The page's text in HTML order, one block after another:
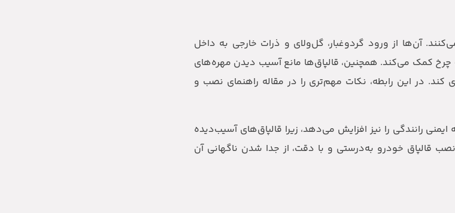
آن‌ها از ورود گردوغبار، گل‌ولای و ذرات خارجی به داخل
کمک می‌کند. همچنین، قالپاق‌ها مانع آسیب دیدن مهره‌های
در این رابطه، نکات مهم‌تری را در مقاله راهنمای نصب و
رانندگی را نیز افزایش می‌دهد، زیرا قالپاق‌های آسیب‌دیده
قالپاق خودرو به‌درستی و با دقت، از جدا شدن ناگهانی آن